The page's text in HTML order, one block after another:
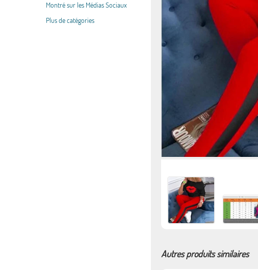
Montré sur les Médias Sociaux
Plus de catégories
Autres produits similaires